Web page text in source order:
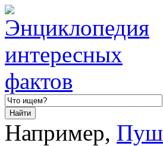
Например,